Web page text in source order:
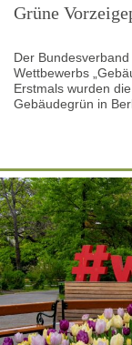
Grüne
Der
Wettbewerbs
Erstmals wurden
Gebäudegrün in